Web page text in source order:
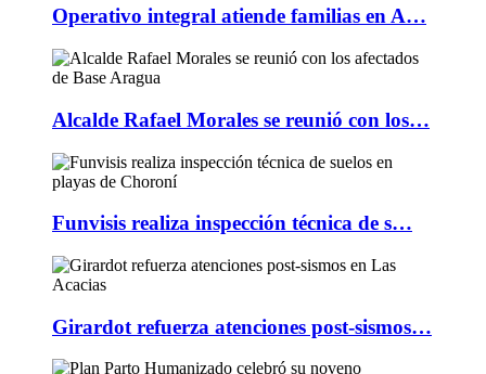
Operativo integral atiende familias en A…
Alcalde Rafael Morales se reunió con los…
Funvisis realiza inspección técnica de s…
Girardot refuerza atenciones post-sismos…